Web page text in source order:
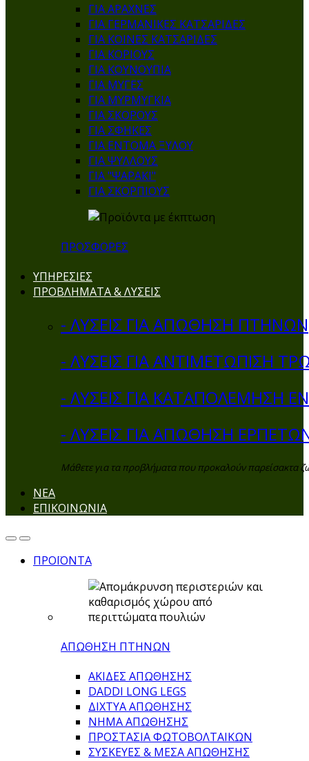
ΓΙΑ ΑΡΑΧΝΕΣ
ΓΙΑ ΓΕΡΜΑΝΙΚΕΣ ΚΑΤΣΑΡΙΔΕΣ
ΓΙΑ ΚΟΙΝΕΣ ΚΑΤΣΑΡΙΔΕΣ
ΓΙΑ ΚΟΡΙΟΥΣ
ΓΙΑ ΚΟΥΝΟΥΠΙΑ
ΓΙΑ ΜΥΓΕΣ
ΓΙΑ ΜΥΡΜΥΓΚΙΑ
ΓΙΑ ΣΚΟΡΟΥΣ
ΓΙΑ ΣΦΗΚΕΣ
ΓΙΑ ΕΝΤΟΜΑ ΞΥΛΟΥ
ΓΙΑ ΨΥΛΛΟΥΣ
ΓΙΑ "ΨΑΡΑΚΙ"
ΓΙΑ ΣΚΟΡΠΙΟΥΣ
ΠΡΟΣΦΟΡΕΣ
ΥΠΗΡΕΣΙΕΣ
ΠΡΟΒΛΗΜΑΤΑ & ΛΥΣΕΙΣ
- ΛΥΣΕΙΣ ΓΙΑ ΑΠΩΘΗΣΗ ΠΤΗΝΩΝ
- ΛΥΣΕΙΣ ΓΙΑ ΑΝΤΙΜΕΤΩΠΙΣΗ
- ΛΥΣΕΙΣ ΓΙΑ ΚΑΤΑΠΟΛΕΜΗΣΗ
- ΛΥΣΕΙΣ ΓΙΑ ΑΠΩΘΗΣΗ
Μάθετε για τα προβλήματα που προκαλούν παρείσακτα
ΝΕΑ
ΕΠΙΚΟΙΝΩΝΙΑ
ΠΡΟΪΟΝΤΑ
ΑΠΩΘΗΣΗ ΠΤΗΝΩΝ
ΑΚΙΔΕΣ ΑΠΩΘΗΣΗΣ
DADDI LONG LEGS
ΔΙΧΤΥΑ ΑΠΩΘΗΣΗΣ
ΝΗΜΑ ΑΠΩΘΗΣΗΣ
ΠΡΟΣΤΑΣΙΑ ΦΩΤΟΒΟΛΤΑΙΚΩΝ
ΣΥΣΚΕΥΕΣ & ΜΕΣΑ ΑΠΩΘΗΣΗΣ